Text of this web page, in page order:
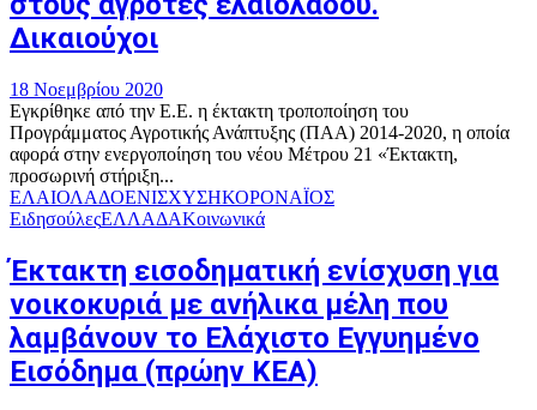
Δικαιούχοι
18 Νοεμβρίου 2020
Εγκρίθηκε από την Ε.Ε. η έκτακτη τροποποίηση του
Προγράμματος Αγροτικής Ανάπτυξης (ΠΑΑ) 2014-2020, η οποία
αφορά στην ενεργοποίηση του νέου Μέτρου 21 «Έκτακτη,
προσωρινή στήριξη...
ΕΛΑΙΟΛΑΔΟΕΝΙΣΧΥΣΗΚΟΡΟΝΑΪΟΣ
ΕιδησούλεςΕΛΛΑΔΑΚοινωνικά
Έκτακτη εισοδηματική ενίσχυση για
νοικοκυριά με ανήλικα μέλη που
λαμβάνουν το Ελάχιστο Εγγυημένο
Εισόδημα (πρώην ΚΕΑ)